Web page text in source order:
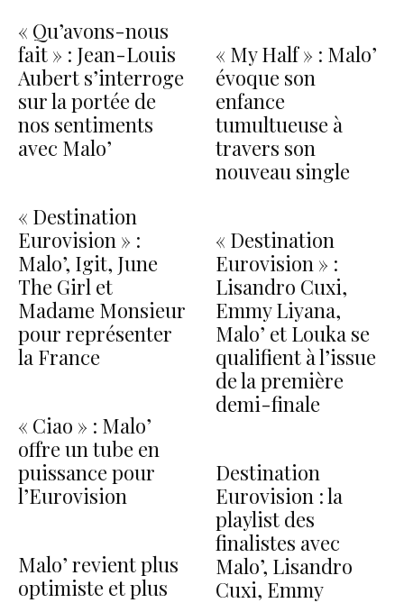
« Qu’avons-nous
fait » : Jean-Louis
Aubert s’interroge
sur la portée de
nos sentiments
avec Malo’
« Destination
Eurovision » :
Malo’, Igit, June
The Girl et
Madame Monsieur
pour représenter
la France
« Ciao » : Malo’
offre un tube en
puissance pour
l’Eurovision
Malo’ revient plus
optimiste et plus
« My Half » : Malo’
évoque son
enfance
tumultueuse à
travers son
nouveau single
« Destination
Eurovision » :
Lisandro Cuxi,
Emmy Liyana,
Malo’ et Louka se
qualifient à l’issue
de la première
demi-finale
Destination
Eurovision : la
playlist des
finalistes avec
Malo’, Lisandro
Cuxi, Emmy